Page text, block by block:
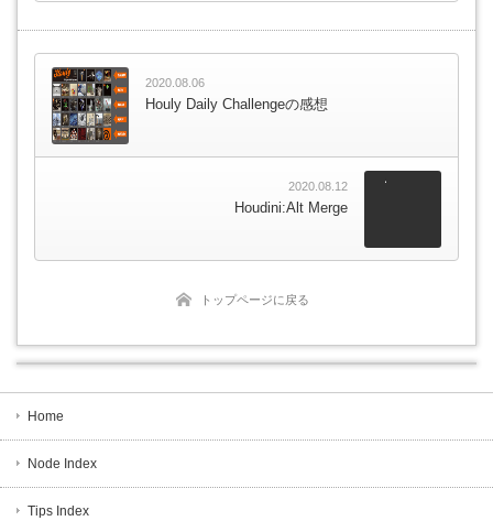
2020.08.06
Houly Daily Challengeの感想
2020.08.12
Houdini:Alt Merge
トップページに戻る
Home
Node Index
Tips Index